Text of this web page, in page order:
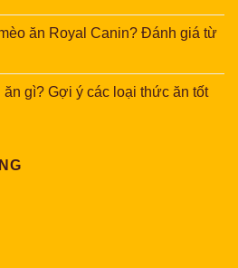
ăn Royal Canin? Đánh giá từ
ăn gì? Gợi ý các loại thức ăn tốt